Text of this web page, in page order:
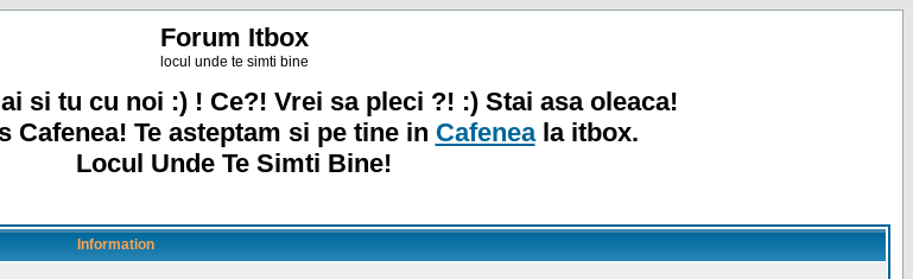
Forum Itbox
locul unde te simti bine
si tu cu noi :) ! Ce?! Vrei sa pleci ?! :) Stai asa oleaca!
Cafenea! Te asteptam si pe tine in Cafeneala itbox.
Locul Unde Te Simti Bine!
Information